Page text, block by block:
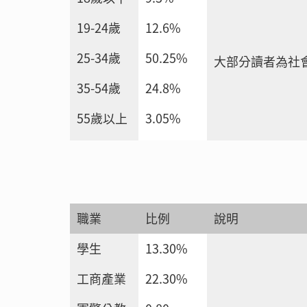
大部分讀者為社
19-24歲
12.6%
25-34歲
50.25%
35-54歲
24.8%
55歲以上
3.05%
職業 比例
說明
學生
13.30%
工商產業
22.30%